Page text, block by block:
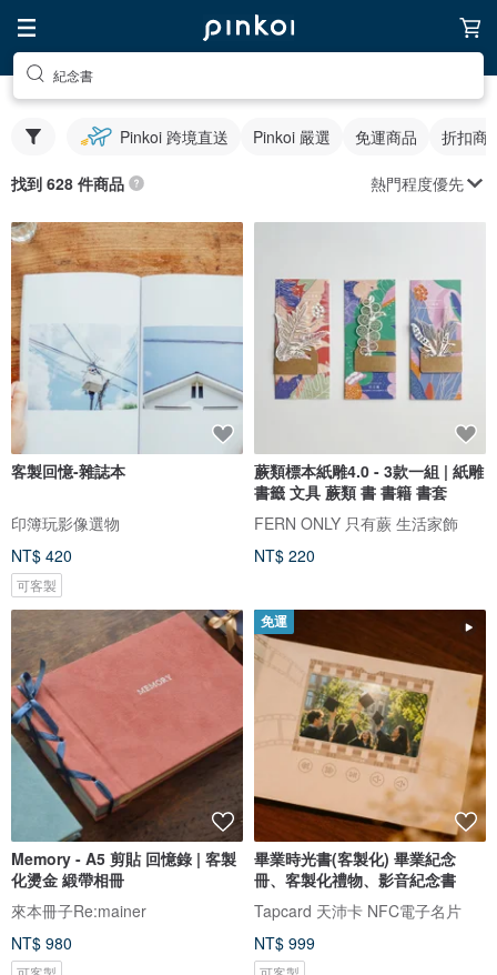
紀念書
Pinkoi 跨境直送 Pinkoi 嚴選 免運商品 折扣商
找到 628 件商品 熱門程度優先
客製回憶-雜誌本
印簿玩影像選物
NT$ 420
可客製
蕨類標本紙雕4.0 - 3款一組 | 紙雕
書籤 文具 蕨類 書 書籍 書套
FERN ONLY 只有蕨 生活家飾
NT$ 220
Memory - A5 剪貼 回憶錄 | 客製
化燙金 緞帶相冊
來本冊子Re:mainer
NT$ 980
免運
畢業時光書(客製化) 畢業紀念
冊、客製化禮物、影音紀念書
Tapcard 天沛卡 NFC電子名片
NT$ 999